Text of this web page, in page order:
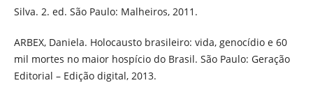
Silva. 2. ed. São Paulo: Malheiros, 2011.
ARBEX, Daniela. Holocausto brasileiro: vida, genocídio e 60
mil mortes no maior hospício do Brasil. São Paulo: Geração
Editorial – Edição digital, 2013.